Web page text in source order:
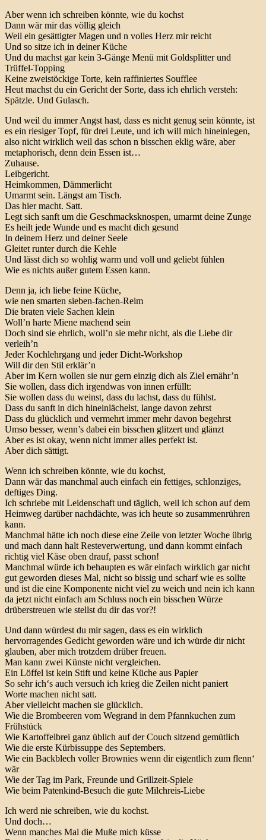
Aber wenn ich schreiben könnte, wie du kochst
Dann wär mir das völlig gleich
Weil ein gesättigter Magen und n volles Herz mir reicht
Und so sitze ich in deiner Küche
Und du machst gar kein 3-Gänge Menü mit Goldsplitter und
Trüffel-Topping
Keine zweistöckige Torte, kein raffiniertes Soufflee
Heut machst du ein Gericht der Sorte, dass ich ehrlich versteh:
Spätzle. Und Gulasch.
Und weil du immer Angst hast, dass es nicht genug sein könnte, ist
es ein riesiger Topf, für drei Leute, und ich will mich hineinlegen,
also nicht wirklich weil das schon n bisschen eklig wäre, aber
metaphorisch, denn dein Essen ist…
Zuhause.
Leibgericht.
Heimkommen, Dämmerlicht
Umarmt sein. Längst am Tisch.
Das hier macht. Satt.
Legt sich sanft um die Geschmacksknospen, umarmt deine Zunge
Es heilt jede Wunde und es macht dich gesund
In deinem Herz und deiner Seele
Gleitet runter durch die Kehle
Und lässt dich so wohlig warm und voll und geliebt fühlen
Wie es nichts außer gutem Essen kann.
Denn ja, ich liebe feine Küche,
wie nen smarten sieben-fachen-Reim
Die braten viele Sachen klein
Woll’n harte Miene machend sein
Doch sind sie ehrlich, woll’n sie mehr nicht, als die Liebe dir
verleih’n
Jeder Kochlehrgang und jeder Dicht-Workshop
Will dir den Stil erklär’n
Aber im Kern wollen sie nur gern einzig dich als Ziel ernähr’n
Sie wollen, dass dich irgendwas von innen erfüllt:
Sie wollen dass du weinst, dass du lachst, dass du fühlst.
Dass du sanft in dich hineinlächelst, lange davon zehrst
Dass du glücklich und vermehrt immer mehr davon begehrst
Umso besser, wenn’s dabei ein bisschen glitzert und glänzt
Aber es ist okay, wenn nicht immer alles perfekt ist.
Aber dich sättigt.
Wenn ich schreiben könnte, wie du kochst,
Dann wär das manchmal auch einfach ein fettiges, schlonziges,
deftiges Ding.
Ich schriebe mit Leidenschaft und täglich, weil ich schon auf dem
Heimweg darüber nachdächte, was ich heute so zusammenrühren
kann.
Manchmal hätte ich noch diese eine Zeile von letzter Woche übrig
und mach dann halt Resteverwertung, und dann kommt einfach
richtig viel Käse oben drauf, passt schon!
Manchmal würde ich behaupten es wär einfach wirklich gar nicht
gut geworden dieses Mal, nicht so bissig und scharf wie es sollte
und ist die eine Komponente nicht viel zu weich und nein ich kann
da jetzt nicht einfach am Schluss noch ein bisschen Würze
drüberstreuen wie stellst du dir das vor?!
Und dann würdest du mir sagen, dass es ein wirklich
hervorragendes Gedicht geworden wäre und ich würde dir nicht
glauben, aber mich trotzdem drüber freuen.
Man kann zwei Künste nicht vergleichen.
Ein Löffel ist kein Stift und keine Küche aus Papier
So sehr ich‘s auch versuch ich krieg die Zeilen nicht paniert
Worte machen nicht satt.
Aber vielleicht machen sie glücklich.
Wie die Brombeeren vom Wegrand in dem Pfannkuchen zum
Frühstück
Wie Kartoffelbrei ganz üblich auf der Couch sitzend gemütlich
Wie die erste Kürbissuppe des Septembers.
Wie ein Backblech voller Brownies wenn dir eigentlich zum flenn‘
wär
Wie der Tag im Park, Freunde und Grillzeit-Spiele
Wie beim Patenkind-Besuch die gute Milchreis-Liebe
Ich werd nie schreiben, wie du kochst.
Und doch…
Wenn manches Mal die Muße mich küsse